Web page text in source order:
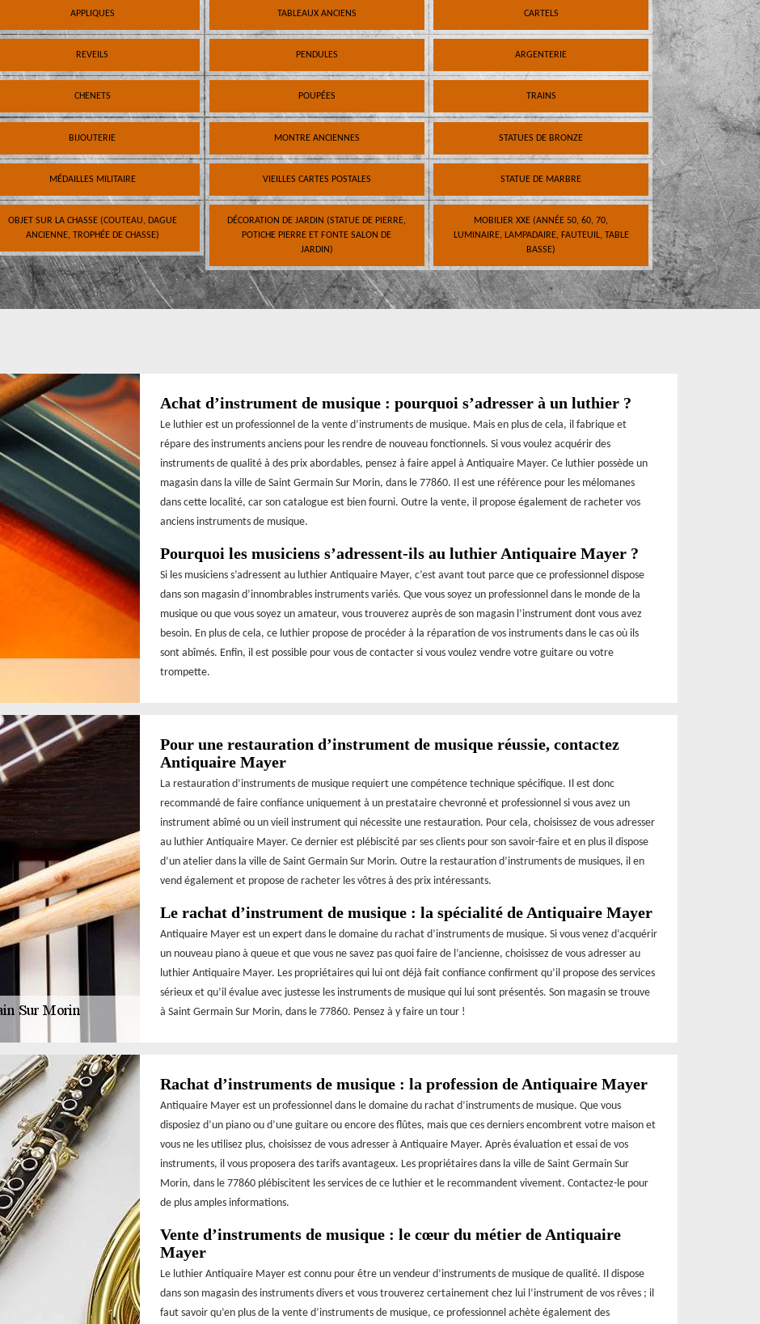
APPLIQUES TABLEAUX ANCIENS CARTELS
REVEILS PENDULES ARGENTERIE
CHENETS POUPÉES TRAINS
BIJOUTERIE MONTRE ANCIENNES STATUES DE BRONZE
MÉDAILLES MILITAIRE VIEILLES CARTES POSTALES STATUE DE MARBRE
OBJET SUR LA CHASSE (COUTEAU, DAGUE
ANCIENNE, TROPHÉE DE CHASSE)
DÉCORATION DE JARDIN (STATUE DE PIERRE,
POTICHE PIERRE ET FONTE SALON DE
JARDIN)
MOBILIER XXE (ANNÉE 50, 60, 70,
LUMINAIRE, LAMPADAIRE, FAUTEUIL, TABLE
BASSE)
Achat d’instrument de musique : pourquoi s’adresser à un luthier ?
Le luthier est un professionnel de la vente d’instruments de musique. Mais en plus de cela, il fabrique et
répare des instruments anciens pour les rendre de nouveau fonctionnels. Si vous voulez acquérir des
instruments de qualité à des prix abordables, pensez à faire appel à Antiquaire Mayer. Ce luthier possède un
magasin dans la ville de Saint Germain Sur Morin, dans le 77860. Il est une référence pour les mélomanes
dans cette localité, car son catalogue est bien fourni. Outre la vente, il propose également de racheter vos
anciens instruments de musique.
Pourquoi les musiciens s’adressent-ils au luthier Antiquaire Mayer ?
Si les musiciens s’adressent au luthier Antiquaire Mayer, c’est avant tout parce que ce professionnel dispose
dans son magasin d’innombrables instruments variés. Que vous soyez un professionnel dans le monde de la
musique ou que vous soyez un amateur, vous trouverez auprès de son magasin l’instrument dont vous avez
besoin. En plus de cela, ce luthier propose de procéder à la réparation de vos instruments dans le cas où ils
sont abîmés. Enfin, il est possible pour vous de contacter si vous voulez vendre votre guitare ou votre
trompette.
Pour une restauration d’instrument de musique réussie, contactez
Antiquaire Mayer
La restauration d’instruments de musique requiert une compétence technique spécifique. Il est donc
recommandé de faire confiance uniquement à un prestataire chevronné et professionnel si vous avez un
instrument abîmé ou un vieil instrument qui nécessite une restauration. Pour cela, choisissez de vous adresser
au luthier Antiquaire Mayer. Ce dernier est plébiscité par ses clients pour son savoir-faire et en plus il dispose
d’un atelier dans la ville de Saint Germain Sur Morin. Outre la restauration d’instruments de musiques, il en
vend également et propose de racheter les vôtres à des prix intéressants.
Le rachat d’instrument de musique : la spécialité de Antiquaire Mayer
Antiquaire Mayer est un expert dans le domaine du rachat d’instruments de musique. Si vous venez d’acquérir
un nouveau piano à queue et que vous ne savez pas quoi faire de l’ancienne, choisissez de vous adresser au
luthier Antiquaire Mayer. Les propriétaires qui lui ont déjà fait confiance confirment qu’il propose des services
sérieux et qu’il évalue avec justesse les instruments de musique qui lui sont présentés. Son magasin se trouve
à Saint Germain Sur Morin, dans le 77860. Pensez à y faire un tour !
Rachat d’instruments de musique : la profession de Antiquaire Mayer
Antiquaire Mayer est un professionnel dans le domaine du rachat d’instruments de musique. Que vous
disposiez d’un piano ou d’une guitare ou encore des flûtes, mais que ces derniers encombrent votre maison et
vous ne les utilisez plus, choisissez de vous adresser à Antiquaire Mayer. Après évaluation et essai de vos
instruments, il vous proposera des tarifs avantageux. Les propriétaires dans la ville de Saint Germain Sur
Morin, dans le 77860 plébiscitent les services de ce luthier et le recommandent vivement. Contactez-le pour
de plus amples informations.
Vente d’instruments de musique : le cœur du métier de Antiquaire
Mayer
Le luthier Antiquaire Mayer est connu pour être un vendeur d’instruments de musique de qualité. Il dispose
dans son magasin des instruments divers et vous trouverez certainement chez lui l’instrument de vos rêves ; il
faut savoir qu’en plus de la vente d’instruments de musique, ce professionnel achète également des